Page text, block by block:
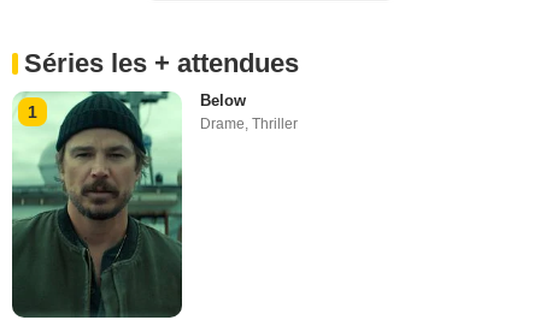
Séries les + attendues
1
Below
Drame ,Thriller